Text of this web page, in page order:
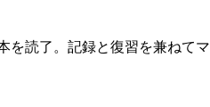
読了。記録と復習を兼ねて